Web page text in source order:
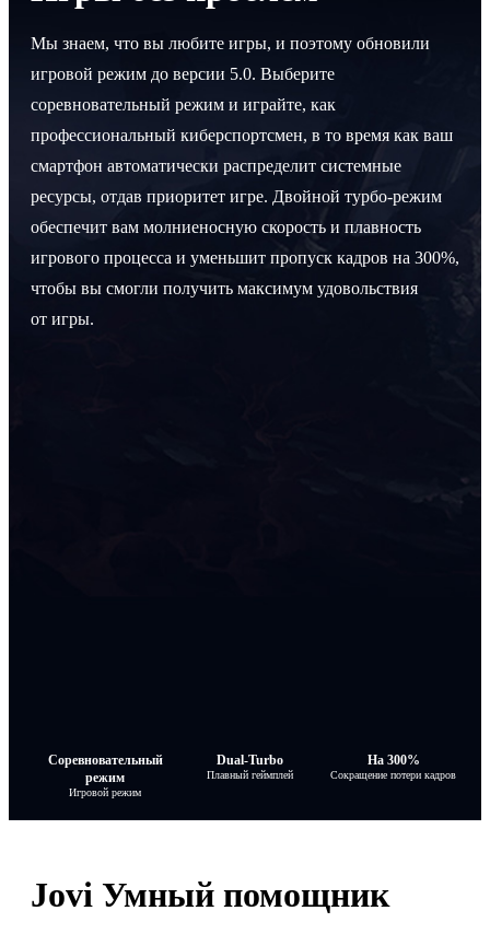
Мы знаем, что вы любите игры, и поэтому обновили
игровой режим до версии 5.0. Выберите
соревновательный режим и играйте, как
профессиональный киберспортсмен, в то время как ваш
смартфон автоматически распределит системные
ресурсы, отдав приоритет игре. Двойной турбо-режим
обеспечит вам молниеносную скорость и плавность
игрового процесса и уменьшит пропуск кадров на 300%,
чтобы вы смогли получить максимум удовольствия
от игры.
Соревновательный
режим
Игровой режим
Dual-Turbo
Плавный геймплей
На 300%
Сокращение потери кадров
Jovi Умный помощник